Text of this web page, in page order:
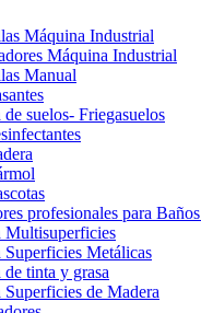
Máquina Industrial
Máquina Industrial
Manual
suelos- Friegasuelos
profesionales para
Multisuperficies
Metálicas
tinta y grasa
de Madera